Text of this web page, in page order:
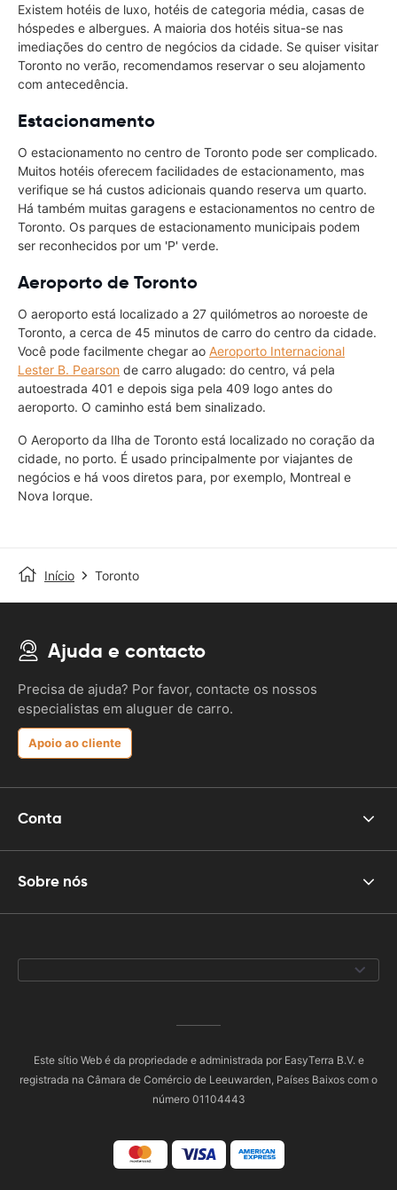
Existem hotéis de luxo, hotéis de categoria média, casas de
hóspedes e albergues. A maioria dos hotéis situa-se nas
imediações do centro de negócios da cidade. Se quiser visitar
Toronto no verão, recomendamos reservar o seu alojamento
com antecedência.
Estacionamento
O estacionamento no centro de Toronto pode ser complicado.
Muitos hotéis oferecem facilidades de estacionamento, mas
verifique se há custos adicionais quando reserva um quarto.
Há também muitas garagens e estacionamentos no centro de
Toronto. Os parques de estacionamento municipais podem
ser reconhecidos por um 'P' verde.
Aeroporto de Toronto
O aeroporto está localizado a 27 quilómetros ao noroeste de
Toronto, a cerca de 45 minutos de carro do centro da cidade.
Você pode facilmente chegar ao Aeroporto Internacional
Lester B. Pearson de carro alugado: do centro, vá pela
autoestrada 401 e depois siga pela 409 logo antes do
aeroporto. O caminho está bem sinalizado.
O Aeroporto da Ilha de Toronto está localizado no coração da
cidade, no porto. É usado principalmente por viajantes de
negócios e há voos diretos para, por exemplo, Montreal e
Nova Iorque.
Início Toronto
Ajuda e contacto
Precisa de ajuda? Por favor, contacte os nossos
especialistas em aluguer de carro.
Apoio ao cliente
Conta
Sobre nós
Este sítio Web é da propriedade e administrada por EasyTerra B.V. e
registrada na Câmara de Comércio de Leeuwarden, Países Baixos com o
número 01104443